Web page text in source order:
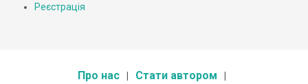
Реєстрація
Про нас Стати автором